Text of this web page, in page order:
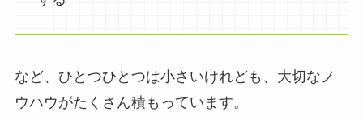
など、ひとつひとつは小さいけれども、大切なノ
ウハウがたくさん積もっています。